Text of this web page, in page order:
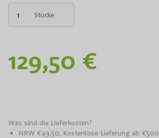
Stücke
129,50 €
Was sind die Lieferkosten?
NRW €49,50, Kostenlose Lieferung ab €500